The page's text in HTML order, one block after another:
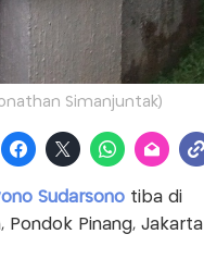
Simanjuntak)
Sudarsonotiba di
Pondok Pinang, Jakarta